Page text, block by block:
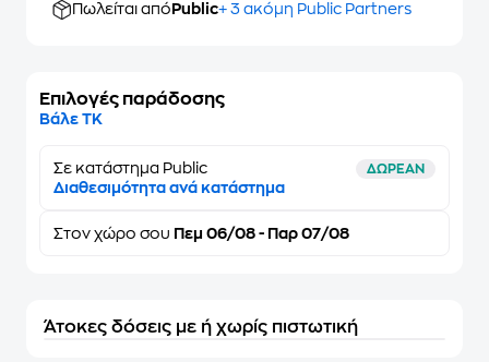
Πωλείται από Public+ 3 ακόμη Public Partners
Επιλογές παράδοσης
Βάλε ΤΚ
Σε κατάστημα Public ΔΩΡΕΑΝ
Διαθεσιμότητα ανά κατάστημα
Στον χώρο σου Πεμ 06/08 - Παρ 07/08
Άτοκες δόσεις με ή χωρίς πιστωτική